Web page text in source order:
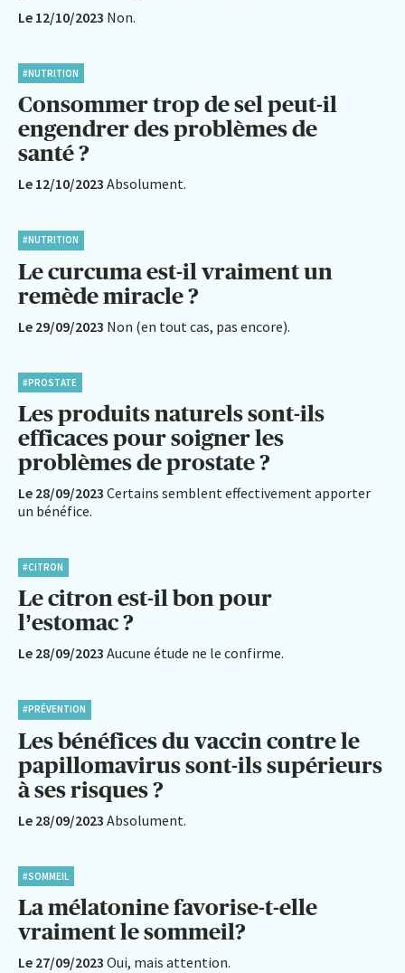
Le 12/10/2023 Non.
#NUTRITION
Consommer trop de sel peut-il
engendrer des problèmes de
santé ?
Le 12/10/2023 Absolument.
#NUTRITION
Le curcuma est-il vraiment un
remède miracle ?
Le 29/09/2023 Non (en tout cas, pas encore).
#PROSTATE
Les produits naturels sont-ils
efficaces pour soigner les
problèmes de prostate ?
Le 28/09/2023 Certains semblent effectivement apporter
un bénéfice.
#CITRON
Le citron est-il bon pour
l’estomac ?
Le 28/09/2023 Aucune étude ne le confirme.
#PRÉVENTION
Les bénéfices du vaccin contre le
papillomavirus sont-ils supérieurs
à ses risques ?
Le 28/09/2023 Absolument.
#SOMMEIL
La mélatonine favorise-t-elle
vraiment le sommeil?
Le 27/09/2023 Oui, mais attention.